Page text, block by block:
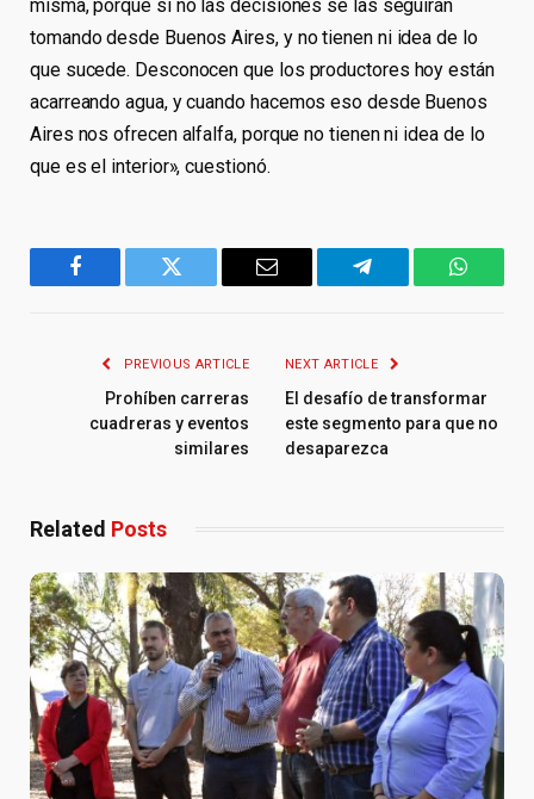
misma, porque si no las decisiones se las seguirán
tomando desde Buenos Aires, y no tienen ni idea de lo
que sucede. Desconocen que los productores hoy están
acarreando agua, y cuando hacemos eso desde Buenos
Aires nos ofrecen alfalfa, porque no tienen ni idea de lo
que es el interior», cuestionó.
Facebook Twitter Email Telegram
PREVIOUS ARTICLE
Prohíben carreras
cuadreras y eventos
similares
NEXT ARTICLE
El desafío de transformar
este segmento para que no
desaparezca
Related Posts